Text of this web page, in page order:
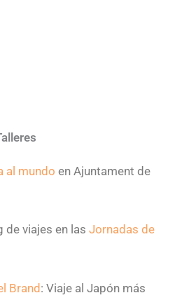
al mundo en Ajuntament de
de viajes en las Jornadas de
Brand: Viaje al Japón más